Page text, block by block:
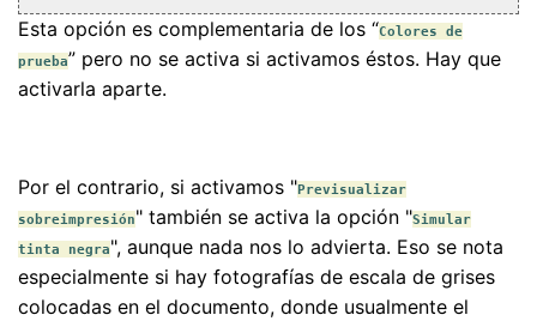
Esta opción es complementaria de los “Colores de
prueba” pero no se activa si activamos éstos. Hay que
activarla aparte.
Por el contrario, si activamos "Previsualizar
sobreimpresión" también se activa la opción "Simular
tinta negra", aunque nada nos lo advierta. Eso se nota
especialmente si hay fotografías de escala de grises
colocadas en el documento, donde usualmente el